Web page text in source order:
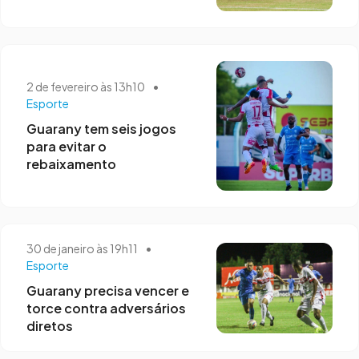
2 de fevereiro às 13h10
•
Esporte
Guarany tem seis jogos
para evitar o
rebaixamento
30 de janeiro às 19h11
•
Esporte
Guarany precisa vencer e
torce contra adversários
diretos